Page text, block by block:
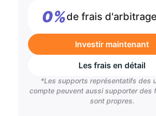
0%de frais
Investir maintenant
Les frais en détail
*Les supports représentatifs des
compte peuvent aussi supporter des
sont propres.